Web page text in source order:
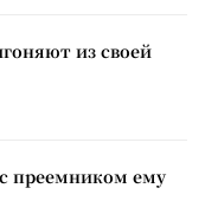
из своей
преемником ему